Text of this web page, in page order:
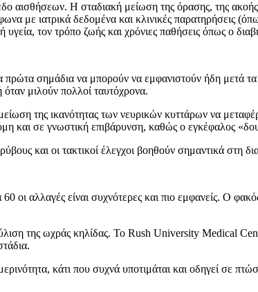
αισθήσεων. Η σταδιακή μείωση της όρασης, της
με ιατρικά δεδομένα και κλινικές παρατηρήσεις
υγεία, τον τρόπο ζωής και χρόνιες παθήσεις όπως ο
σημάδια να μπορούν να εμφανιστούν ήδη μετά
μιλούν πολλοί ταυτόχρονα.
της ικανότητας των νευρικών κυττάρων να
και σε γνωστική επιβάρυνση, καθώς ο εγκέφαλος
και οι τακτικοί έλεγχοι βοηθούν σημαντικά στη
οι αλλαγές είναι συχνότερες και πιο εμφανείς. Ο
της ωχράς κηλίδας. Το Rush University Medical Center
κάτι που συχνά υποτιμάται και οδηγεί σε